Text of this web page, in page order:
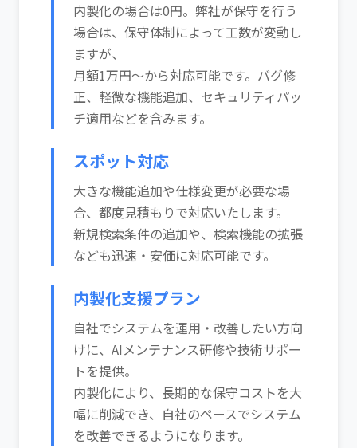
内製化の場合は0円。弊社が保守を行う
場合は、保守体制によって工数が変動し
ますが、
月額1万円～から対応可能です。バグ修
正、軽微な機能追加、セキュリティパッ
チ適用などを含みます。
スポット対応
大きな機能追加や仕様変更が必要な場
合、都度見積もりで対応いたします。
新規検索条件の追加や、検索機能の拡張
なども迅速・安価に対応可能です。
内製化支援プラン
自社でシステムを運用・改善したい方向
けに、AIメンテナンス研修や技術サポー
トを提供。
内製化により、長期的な保守コストを大
幅に削減でき、自社のペースでシステム
を改善できるようになります。